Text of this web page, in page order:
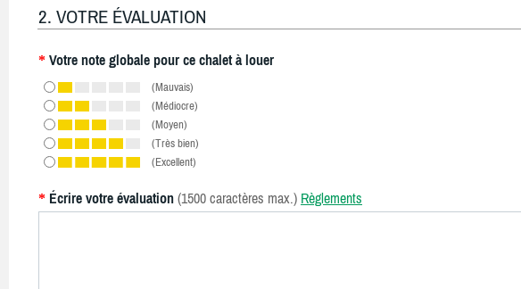
2. VOTRE ÉVALUATION
* Votre note globale pour ce chalet à louer
(Mauvais)
(Médiocre)
(Moyen)
(Très bien)
(Excellent)
* Écrire votre évaluation (1500 caractères max.) Règlements